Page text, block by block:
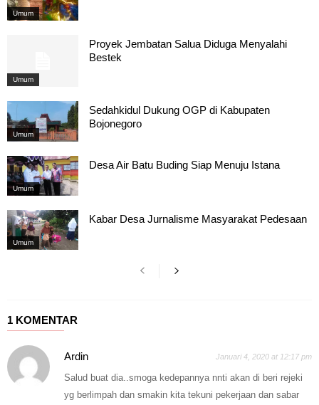
Umum
Umum
Proyek Jembatan Salua Diduga Menyalahi
Bestek
Umum
Sedahkidul Dukung OGP di Kabupaten
Bojonegoro
Umum
Desa Air Batu Buding Siap Menuju Istana
Umum
Kabar Desa Jurnalisme Masyarakat Pedesaan
1 KOMENTAR
Ardin Januari 4, 2020 at 12:17 pm
Salud buat dia..smoga kedepannya nnti akan di beri rejeki
yg berlimpah dan smakin kita tekuni pekerjaan dan sabar